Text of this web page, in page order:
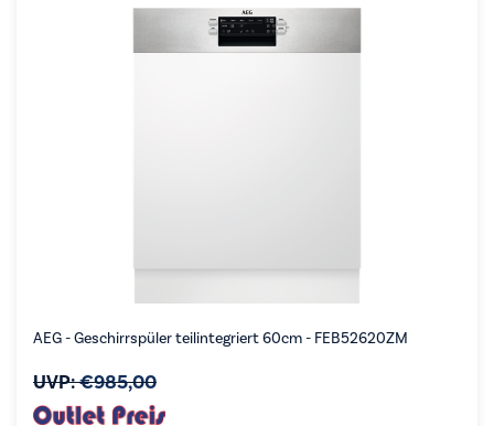
AEG - Geschirrspüler teilintegriert 60cm - FEB52620ZM
UVP:€985,00